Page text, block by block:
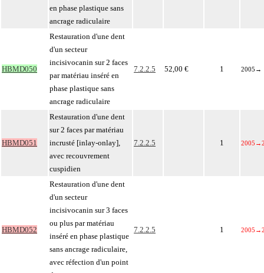
en phase plastique sans
ancrage radiculaire
HBMD050
Restauration d'une dent
d'un secteur
incisivocanin sur 2 faces
par matériau inséré en
phase plastique sans
ancrage radiculaire
7.2.2.5 52,00 € 1 2005 →
HBMD051
Restauration d'une dent
sur 2 faces par matériau
incrusté [inlay-onlay],
avec recouvrement
cuspidien
7.2.2.5 1 2005 →
HBMD052
Restauration d'une dent
d'un secteur
incisivocanin sur 3 faces
ou plus par matériau
inséré en phase plastique
sans ancrage radiculaire,
avec réfection d'un point
7.2.2.5 1 2005 →